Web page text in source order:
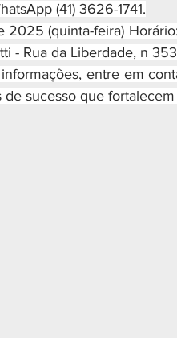
(41) 3626-1741.
(quinta-feira)
- Rua da Liberdade, n 353
entre em contato
de sucesso que